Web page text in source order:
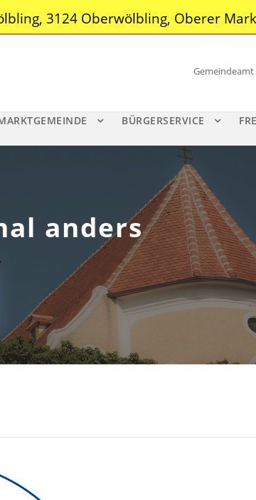
3124 Oberwölbling, Oberer
BÜRGERSERVICE
anders